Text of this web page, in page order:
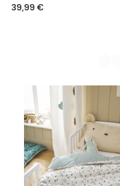
39,99 €